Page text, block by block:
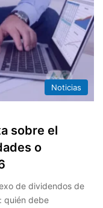
Noticias
sobre el
o
de dividendos de
quién debe